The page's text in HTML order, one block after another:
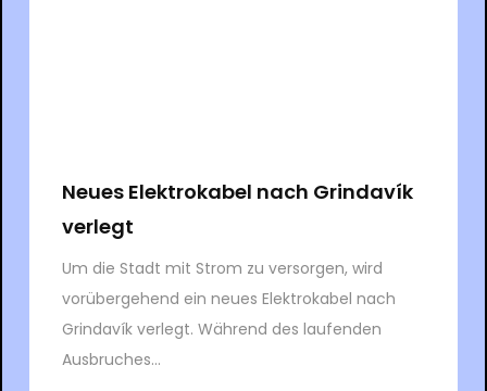
Neues Elektrokabel nach Grindavík
verlegt
Um die Stadt mit Strom zu versorgen, wird
vorübergehend ein neues Elektrokabel nach
Grindavík verlegt. Während des laufenden
Ausbruches...